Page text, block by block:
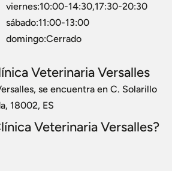
viernes:10:00-14:30,17:30-20:30
sábado:11:00-13:00
domingo:Cerrado
Veterinaria Versalles
se encuentra en C. Solarillo
18002, ES
Veterinaria Versalles?